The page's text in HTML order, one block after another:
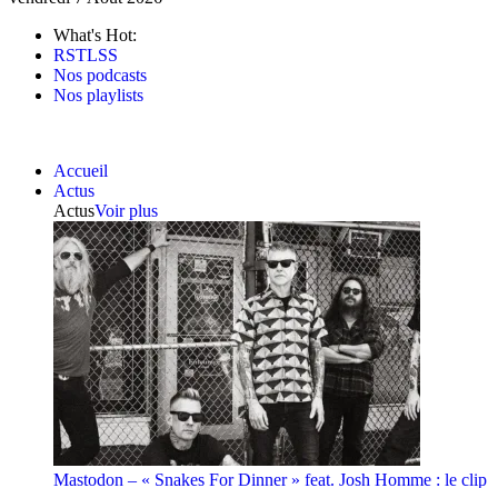
What's Hot:
RSTLSS
Nos podcasts
Nos playlists
Accueil
Actus
ActusVoir plus
Mastodon – « Snakes For Dinner » feat. Josh Homme : le clip